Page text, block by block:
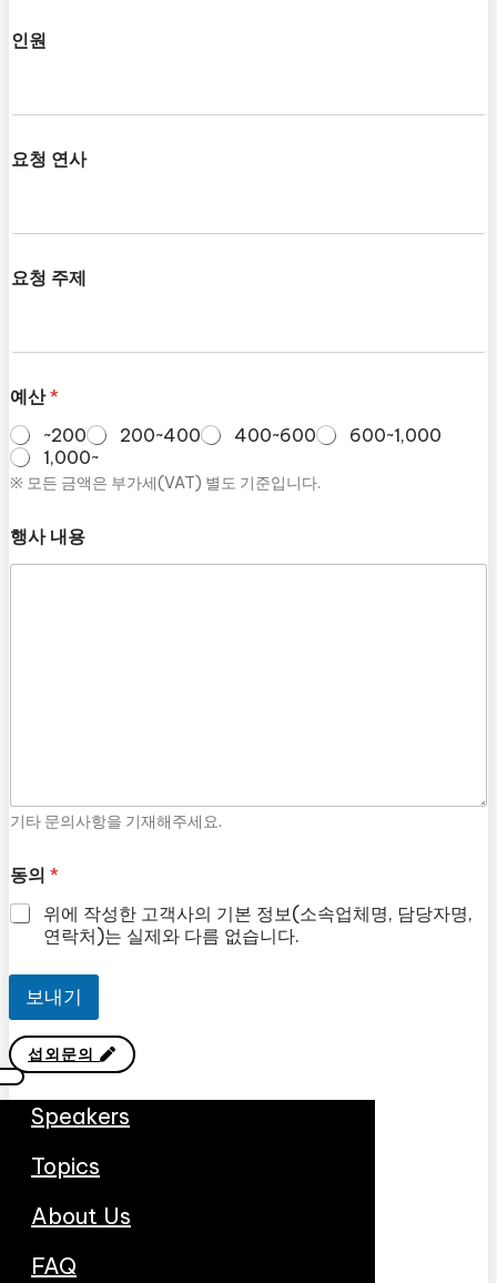
인원
요청 연사
요청 주제
예산*
~200
200~400 400~600
600~1,000
1,000~
※ 모든 금액은 부가세(VAT) 별도 기준입니다.
행사 내용
기타 문의사항을 기재해주세요.
동의 *
위에 작성한 고객사의 기본 정보(소속업체명, 담당자명,
연락처)는 실제와 다름 없습니다.
보내기
섭외문의
Speakers
Topics
About Us
FAQ